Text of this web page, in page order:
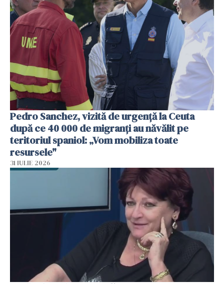
Pedro Sanchez, vizită de urgență la Ceuta
după ce 40 000 de migranți au năvălit pe
teritoriul spaniol: „Vom mobiliza toate
resursele"
31 IULIE 2026